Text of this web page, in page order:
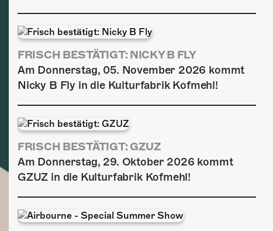
FRISCH BESTÄTIGT: NICKY B FLY
Am Donnerstag, 05. November 2026 kommt
Nicky B Fly in die Kulturfabrik Kofmehl!
FRISCH BESTÄTIGT: GZUZ
Am Donnerstag, 29. Oktober 2026 kommt
GZUZ in die Kulturfabrik Kofmehl!